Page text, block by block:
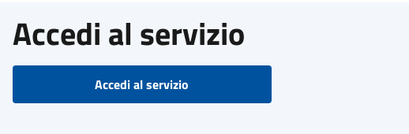
Accedi al servizio
Accedi al servizio